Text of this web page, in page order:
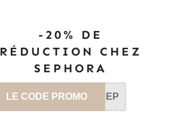
-20% DE
RÉDUCTION CHEZ
SEPHORA
LE CODE PROMO SEP